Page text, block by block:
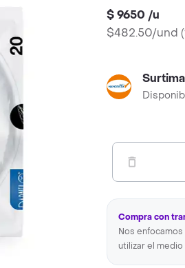
$ 9650 /u
$482.50/und (
Compra con
Nos
utilizar el